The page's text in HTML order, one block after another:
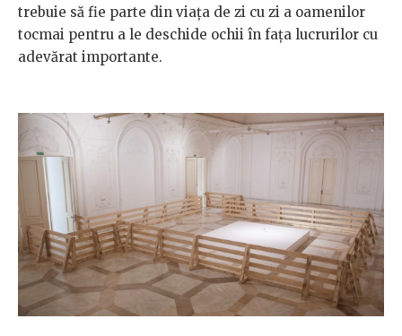
trebuie să fie parte din viața de zi cu zi a oamenilor
tocmai pentru a le deschide ochii în fața lucrurilor cu
adevărat importante.